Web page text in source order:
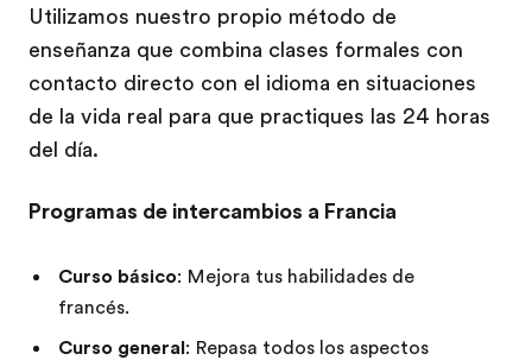
Utilizamos nuestro propio método de
enseñanza que combina clases formales con
contacto directo con el idioma en situaciones
de la vida real para que practiques las 24 horas
del día.
Programas de intercambios a Francia
Curso básico: Mejora tus habilidades de
francés.
Curso general: Repasa todos los aspectos